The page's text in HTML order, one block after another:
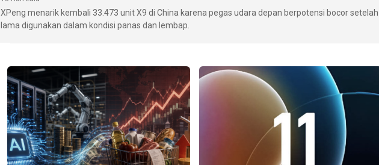
XPeng menarik kembali 33.473 unit X9 di China karena pegas udara depan berpotensi bocor setelah
lama digunakan dalam kondisi panas dan lembap.